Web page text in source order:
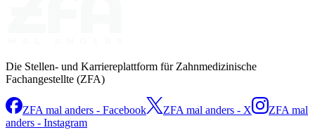
Die Stellen- und Karriereplattform für Zahnmedizinische
Fachangestellte (ZFA)
ZFA mal anders - Facebook ZFA mal anders - X
ZFA mal
anders - Instagram